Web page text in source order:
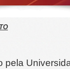
pela